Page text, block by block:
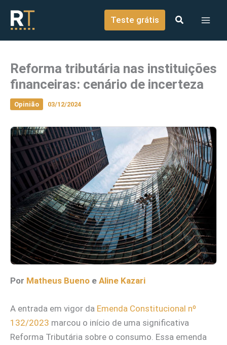
conteúdo
Teste grátis
Reforma tributária nas instituições
financeiras: cenário de incerteza
Opinião 03/12/2024
Por Matheus Bueno e Aline Kazari
A entrada em vigor da Emenda Constitucional nº
132/2023 marcou o início de uma significativa
Reforma Tributária sobre o consumo. Essa emenda